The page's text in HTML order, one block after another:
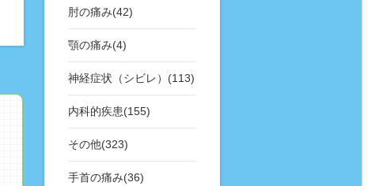
肘の痛み(42)
顎の痛み(4)
神経症状（シビレ）(113)
内科的疾患(155)
その他(323)
手首の痛み(36)